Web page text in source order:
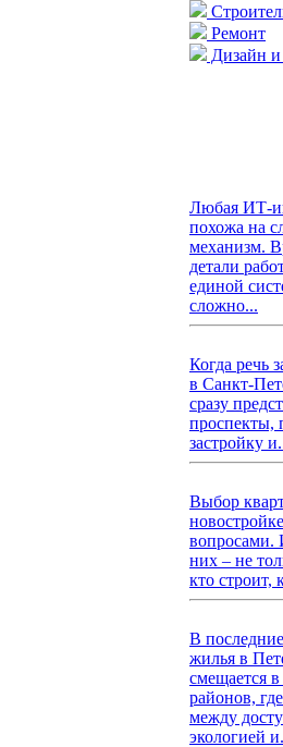
Ремонт
Дизайн и
Любая ИТ-
похожа на
механизм.
детали
единой
сложно...
Когда речь
в Санкт-
сразу
проспекты,
застройку
Выбор
вопросами.
них – не
кто строит,
В
жилья в
смещается
районов,
между
экологией